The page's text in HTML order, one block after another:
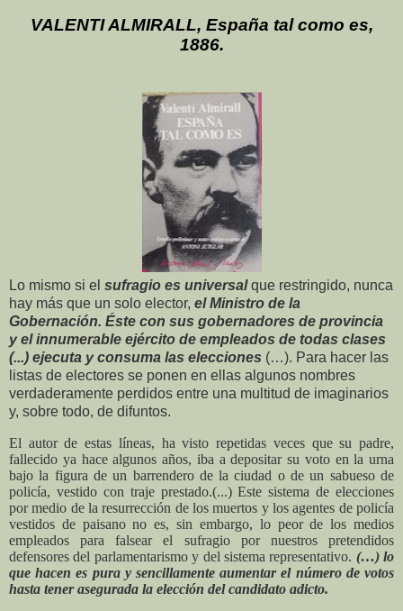
VALENTI ALMIRALL, España tal como es,
1886.
Lo mismo si el sufragio es universalque restringido, nunca
hay más que un solo elector, el Ministro de la
Gobernación. Éste con sus gobernadores de provincia
y el innumerable ejército de empleados de todas clases
(...) ejecuta y consuma las elecciones (…). Para hacer las
listas de electores se ponen en ellas algunos nombres
verdaderamente perdidos entre una multitud de imaginarios
y, sobre todo, de difuntos.
El autor de estas líneas, ha visto repetidas veces que su padre,
fallecido ya hace algunos años, iba a depositar su voto en la urna
bajo la figura de un barrendero de la ciudad o de un sabueso de
policía, vestido con traje prestado.(...) Este sistema de elecciones
por medio de la resurrección de los muertos y los agentes de policía
vestidos de paisano no es, sin embargo, lo peor de los medios
empleados para falsear el sufragio por nuestros pretendidos
defensores del parlamentarismo y del sistema representativo. (…) lo
que hacen es pura y sencillamente aumentar el número de votos
hasta tener asegurada la elección del candidato adicto.